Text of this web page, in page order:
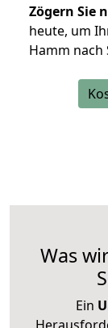
Zögern Sie
heute, um
Hamm
Was
Ein